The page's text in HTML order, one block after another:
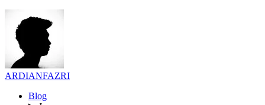
ARDIANFAZRI
Blog